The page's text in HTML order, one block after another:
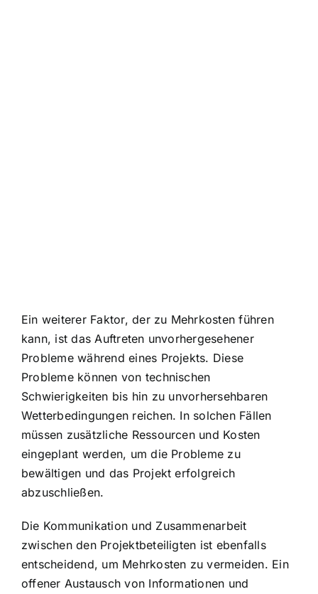
Ein weiterer Faktor, der zu Mehrkosten führen
kann, ist das Auftreten unvorhergesehener
Probleme während eines Projekts. Diese
Probleme können von technischen
Schwierigkeiten bis hin zu unvorhersehbaren
Wetterbedingungen reichen. In solchen Fällen
müssen zusätzliche Ressourcen und Kosten
eingeplant werden, um die Probleme zu
bewältigen und das Projekt erfolgreich
abzuschließen.
Die Kommunikation und Zusammenarbeit
zwischen den Projektbeteiligten ist ebenfalls
entscheidend, um Mehrkosten zu vermeiden. Ein
offener Austausch von Informationen und